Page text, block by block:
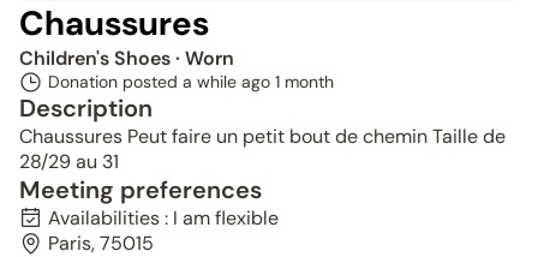
Chaussures
Children's Shoes· Worn
Donation posted a while ago 1 month
Description
Chaussures Peut faire un petit bout de chemin Taille de
28/29 au 31
Meeting preferences
Availabilities : I am flexible
Paris, 75015